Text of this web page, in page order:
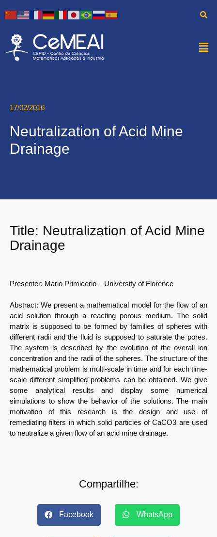
17/02/2016
Neutralization of Acid Mine
Drainage
Title: Neutralization of Acid Mine
Drainage
Presenter: Mario Primicerio – University of Florence
Abstract: We present a mathematical model for the flow of an
acid solution through a reacting porous medium. The solid
matrix is supposed to be formed by families of spheres with
different radii and the fluid is supposed to saturate the pores.
The system is described by the evolution of the overall ion
concentration and the radii of the spheres. The structure of the
mathematical problem is multi-scale in time and for each time-
scale different simplified problems can be obtained. We give
some analytical results and display some numerical
simulations to show the behavior of the solutions. The main
motivation of this research is the design and use of
remediating filters in which solid particles of CaCO3 are used
to neutralize a given flow of an acid mine drainage.
Compartilhe:
Facebook WhatsApp